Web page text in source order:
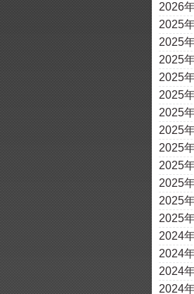
2026
2025
2025
2025
2025
2025
2025
2025
2025
2025
2025
2025
2025
2024
2024
2024
2024